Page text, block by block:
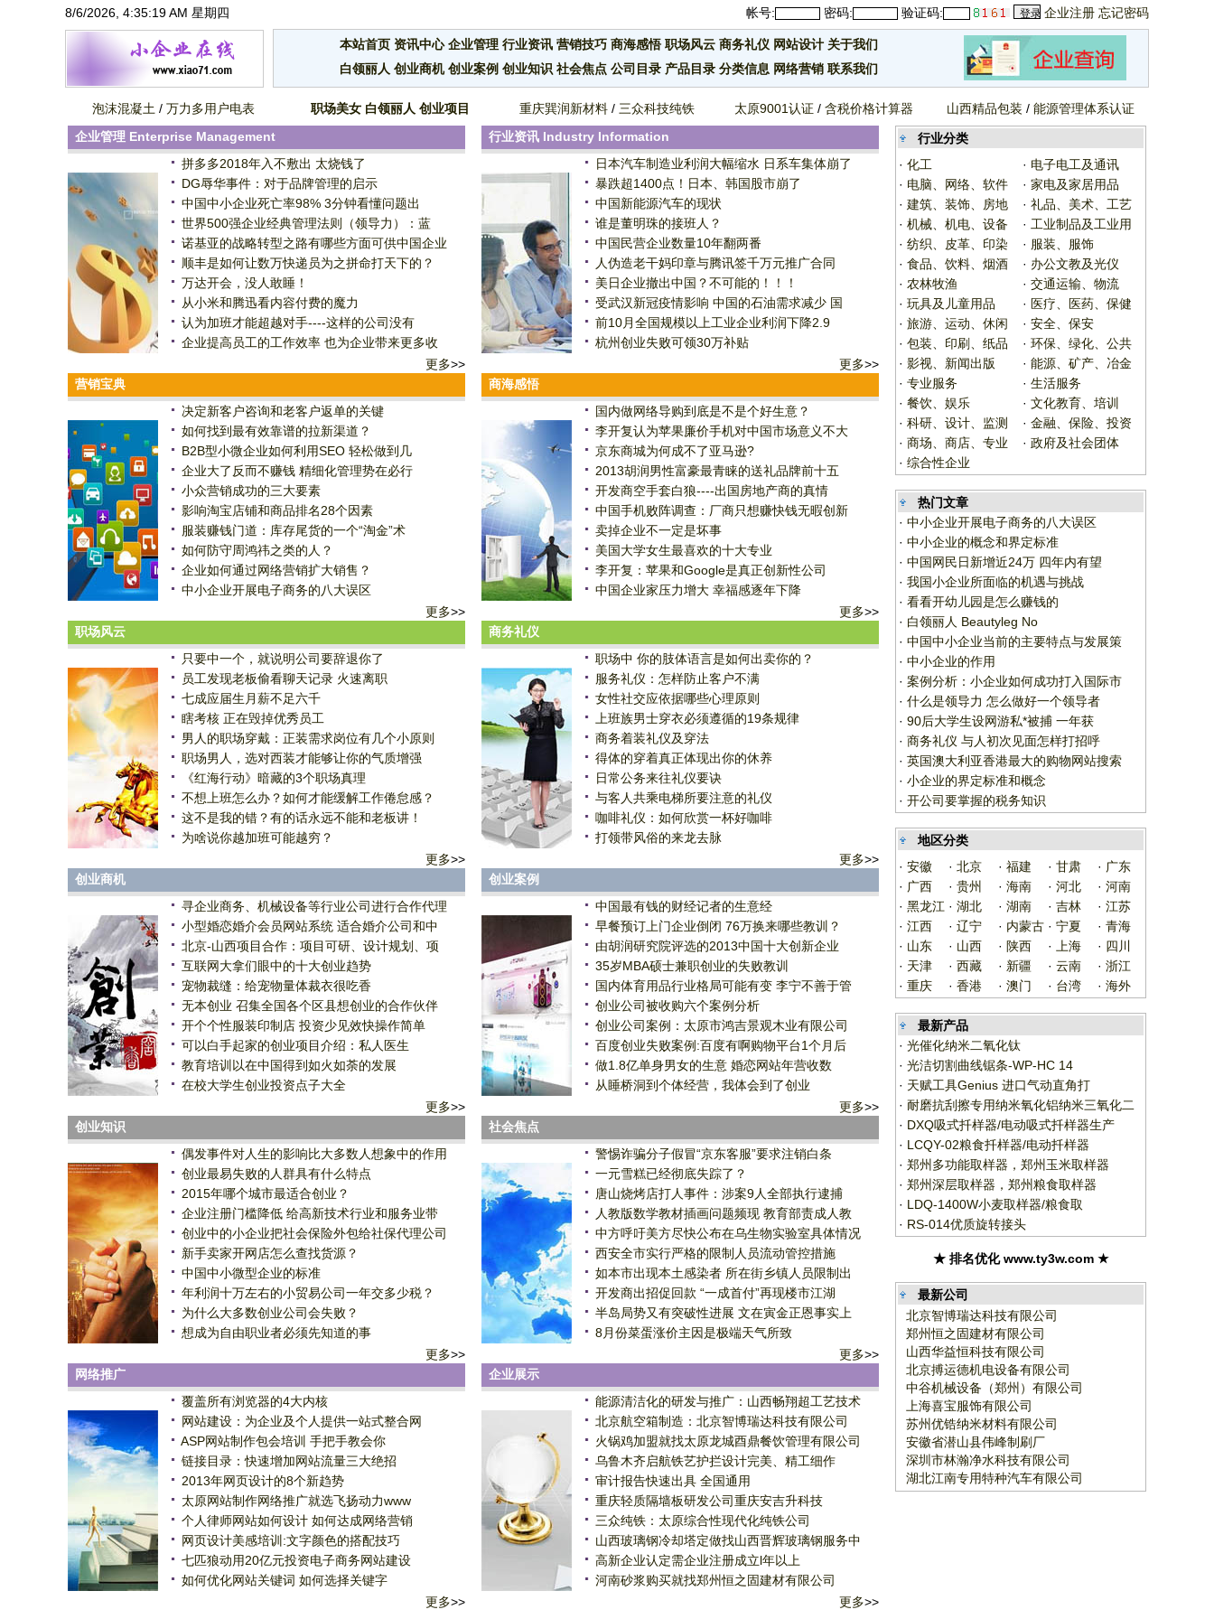
8/6/2026, 4:35:19 AM 星期四 帐号: 密码: 验证码: 企业注册 忘记密码
本站首页 资讯中心 企业管理 行业资讯 营销技巧 商海感悟 职场风云 商务礼仪 网站设计 关于我们
白领丽人 创业商机 创业案例 创业知识 社会焦点 公司目录 产品目录 分类信息 网络营销 联系我们
泡沫混凝土 / 万力多用户电表 职场美女 白领丽人 创业项目 重庆巽润新材料 / 三众科技纯铁 太原9001认证 / 含税价格计算器 山西精品包装 / 能源管理体系认证
企业管理 Enterprise Management
拼多多2018年入不敷出 太烧钱了
DG辱华事件：对于品牌管理的启示
中国中小企业死亡率98% 3分钟看懂问题出
世界500强企业经典管理法则（领导力）：蓝
诺基亚的战略转型之路有哪些方面可供中国企业
顺丰是如何让数万快递员为之拼命打天下的？
万达开会，没人敢睡！
从小米和腾迅看内容付费的魔力
认为加班才能超越对手----这样的公司没有
企业提高员工的工作效率 也为企业带来更多收
更多>>
行业资讯 Industry Information
日本汽车制造业利润大幅缩水 日系车集体崩了
暴跌超1400点！日本、韩国股市崩了
中国新能源汽车的现状
谁是董明珠的接班人？
中国民营企业数量10年翻两番
人伪造老干妈印章与腾讯签千万元推广合同
美日企业撤出中国？不可能的！！！
受武汉新冠疫情影响 中国的石油需求减少 国
前10月全国规模以上工业企业利润下降2.9
杭州创业失败可领30万补贴
更多>>
营销宝典
决定新客户咨询和老客户返单的关键
如何找到最有效靠谱的拉新渠道？
B2B型小微企业如何利用SEO 轻松做到几
企业大了反而不赚钱 精细化管理势在必行
小众营销成功的三大要素
影响淘宝店铺和商品排名28个因素
服装赚钱门道：库存尾货的一个“淘金”术
如何防守周鸿祎之类的人？
企业如何通过网络营销扩大销售？
中小企业开展电子商务的八大误区
更多>>
商海感悟
国内做网络导购到底是不是个好生意？
李开复认为苹果廉价手机对中国市场意义不大
京东商城为何成不了亚马逊?
2013胡润男性富豪最青睐的送礼品牌前十五
开发商空手套白狼----出国房地产商的真情
中国手机败阵调查：厂商只想赚快钱无暇创新
卖掉企业不一定是坏事
美国大学女生最喜欢的十大专业
李开复：苹果和Google是真正创新性公司
中国企业家压力增大 幸福感逐年下降
更多>>
职场风云
只要中一个，就说明公司要辞退你了
员工发现老板偷看聊天记录 火速离职
七成应届生月薪不足六千
瞎考核 正在毁掉优秀员工
男人的职场穿戴：正装需求岗位有几个小原则
职场男人，选对西装才能够让你的气质增强
《红海行动》暗藏的3个职场真理
不想上班怎么办？如何才能缓解工作倦怠感？
这不是我的错？有的话永远不能和老板讲！
为啥说你越加班可能越穷？
更多>>
商务礼仪
职场中 你的肢体语言是如何出卖你的？
服务礼仪：怎样防止客户不满
女性社交应依据哪些心理原则
上班族男士穿衣必须遵循的19条规律
商务着装礼仪及穿法
得体的穿着真正体现出你的休养
日常公务来往礼仪要诀
与客人共乘电梯所要注意的礼仪
咖啡礼仪：如何欣赏一杯好咖啡
打领带风俗的来龙去脉
更多>>
创业商机
寻企业商务、机械设备等行业公司进行合作代理
小型婚恋婚介会员网站系统 适合婚介公司和中
北京-山西项目合作：项目可研、设计规划、项
互联网大拿们眼中的十大创业趋势
宠物裁缝：给宠物量体裁衣很吃香
无本创业 召集全国各个区县想创业的合作伙伴
开个个性服装印制店 投资少见效快操作简单
可以白手起家的创业项目介绍：私人医生
教育培训以在中国得到如火如荼的发展
在校大学生创业投资点子大全
更多>>
创业案例
中国最有钱的财经记者的生意经
早餐预订上门企业倒闭 76万换来哪些教训？
由胡润研究院评选的2013中国十大创新企业
35岁MBA硕士兼职创业的失败教训
国内体育用品行业格局可能有变 李宁不善于管
创业公司被收购六个案例分析
创业公司案例：太原市鸿吉景观木业有限公司
百度创业失败案例:百度有啊购物平台1个月后
做1.8亿单身男女的生意 婚恋网站年营收数
从睡桥洞到个体经营，我体会到了创业
更多>>
创业知识
偶发事件对人生的影响比大多数人想象中的作用
创业最易失败的人群具有什么特点
2015年哪个城市最适合创业？
企业注册门槛降低 给高新技术行业和服务业带
创业中的小企业把社会保险外包给社保代理公司
新手卖家开网店怎么查找货源？
中国中小微型企业的标准
年利润十万左右的小贸易公司一年交多少税？
为什么大多数创业公司会失败？
想成为自由职业者必须先知道的事
更多>>
社会焦点
警惕诈骗分子假冒“京东客服”要求注销白条
一元雪糕已经彻底失踪了？
唐山烧烤店打人事件：涉案9人全部执行逮捕
人教版数学教材插画问题频现 教育部责成人教
中方呼吁美方尽快公布在乌生物实验室具体情况
西安全市实行严格的限制人员流动管控措施
如本市出现本土感染者 所在街乡镇人员限制出
开发商出招促回款 “一成首付”再现楼市江湖
半岛局势又有突破性进展 文在寅金正恩事实上
8月份菜蛋涨价主因是极端天气所致
更多>>
网络推广
覆盖所有浏览器的4大内核
网站建设：为企业及个人提供一站式整合网
ASP网站制作包会培训 手把手教会你
链接目录：快速增加网站流量三大绝招
2013年网页设计的8个新趋势
太原网站制作网络推广就选飞扬动力www
个人律师网站如何设计 如何达成网络营销
网页设计美感培训:文字颜色的搭配技巧
七匹狼动用20亿元投资电子商务网站建设
如何优化网站关键词 如何选择关键字
更多>>
企业展示
能源清洁化的研发与推广：山西畅翔超工艺技术
北京航空箱制造：北京智博瑞达科技有限公司
火锅鸡加盟就找太原龙城酉鼎餐饮管理有限公司
乌鲁木齐启航铁艺护拦设计完美、精工细作
审计报告快速出具 全国通用
重庆轻质隔墙板研发公司重庆安吉升科技
三众纯铁：太原综合性现代化纯铁公司
山西玻璃钢冷却塔定做找山西晋辉玻璃钢服务中
高新企业认定需企业注册成立l年以上
河南砂浆购买就找郑州恒之固建材有限公司
更多>>
行业分类
· 化工 · 电子电工及通讯
· 电脑、网络、软件 · 家电及家居用品
· 建筑、装饰、房地 · 礼品、美术、工艺
· 机械、机电、设备 · 工业制品及工业用
· 纺织、皮革、印染 · 服装、服饰
· 食品、饮料、烟酒 · 办公文教及光仪
· 农林牧渔 · 交通运输、物流
· 玩具及儿童用品 · 医疗、医药、保健
· 旅游、运动、休闲 · 安全、保安
· 包装、印刷、纸品 · 环保、绿化、公共
· 影视、新闻出版 · 能源、矿产、冶金
· 专业服务 · 生活服务
· 餐饮、娱乐 · 文化教育、培训
· 科研、设计、监测 · 金融、保险、投资
· 商场、商店、专业 · 政府及社会团体
· 综合性企业
热门文章
· 中小企业开展电子商务的八大误区
· 中小企业的概念和界定标准
· 中国网民日新增近24万 四年内有望
· 我国小企业所面临的机遇与挑战
· 看看开幼儿园是怎么赚钱的
· 白领丽人 Beautyleg No
· 中国中小企业当前的主要特点与发展策
· 中小企业的作用
· 案例分析：小企业如何成功打入国际市
· 什么是领导力 怎么做好一个领导者
· 90后大学生设网游私*被捕 一年获
· 商务礼仪 与人初次见面怎样打招呼
· 英国澳大利亚香港最大的购物网站搜索
· 小企业的界定标准和概念
· 开公司要掌握的税务知识
地区分类
· 安徽 · 北京 · 福建 · 甘肃 · 广东
· 广西 · 贵州 · 海南 · 河北 · 河南
· 黑龙江 · 湖北 · 湖南 · 吉林 · 江苏
· 江西 · 辽宁 · 内蒙古 · 宁夏 · 青海
· 山东 · 山西 · 陕西 · 上海 · 四川
· 天津 · 西藏 · 新疆 · 云南 · 浙江
· 重庆 · 香港 · 澳门 · 台湾 · 海外
最新产品
· 光催化纳米二氧化钛
· 光洁切割曲线锯条-WP-HC 14
· 天赋工具Genius 进口气动直角打
· 耐磨抗刮擦专用纳米氧化铝纳米三氧化二
· DXQ吸式扦样器/电动吸式扦样器生产
· LCQY-02粮食扦样器/电动扦样器
· 郑州多功能取样器，郑州玉米取样器
· 郑州深层取样器，郑州粮食取样器
· LDQ-1400W小麦取样器/粮食取
· RS-014优质旋转接头
★ 排名优化 www.ty3w.com ★
最新公司
北京智博瑞达科技有限公司
郑州恒之固建材有限公司
山西华益恒科技有限公司
北京搏运德机电设备有限公司
中谷机械设备（郑州）有限公司
上海喜宝服饰有限公司
苏州优锆纳米材料有限公司
安徽省潜山县伟峰制刷厂
深圳市林瀚净水科技有限公司
湖北江南专用特种汽车有限公司